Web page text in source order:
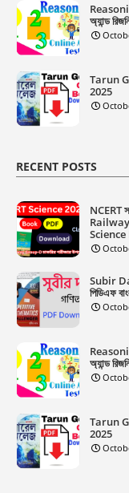
অ্যান্ড
Tarun
2025
RECENT POSTS
NCERT
Subir
পিডিএফ
অ্যান্ড
Tarun
2025